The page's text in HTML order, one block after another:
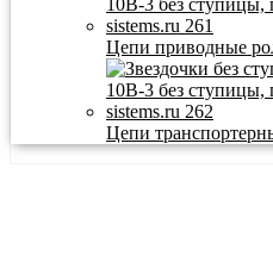
Цепи приводные
Цепи